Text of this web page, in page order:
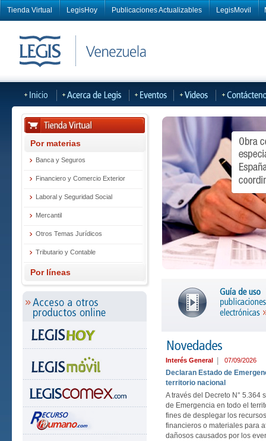
Tienda Virtual LegisHoy Publicaciones Actualizables LegisMovil
Por materias
Banca y Seguros
Financiero y Comercio Exterior
Laboral y Seguridad Social
Mercantil
Otros Temas Jurídicos
Tributario y Contable
Por líneas
Interés General 07/09/2026
Declaran Estado de
territorio nacional
A través del Decreto N° 5.364
de Emergencia en todo el
fines de desplegar los
financieros o materiales para
dañosos causados por los